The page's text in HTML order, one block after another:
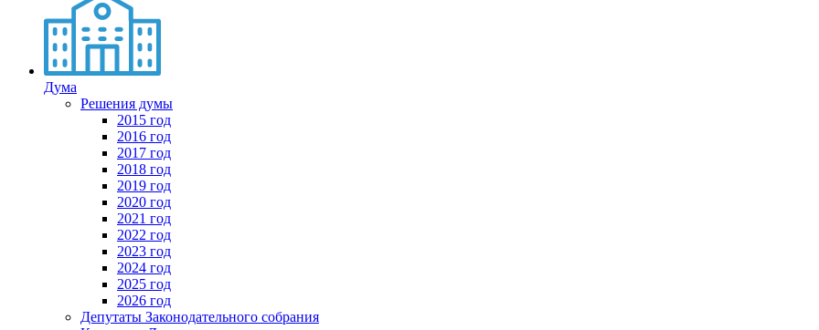
Дума
Решения думы
2015 год
2016 год
2017 год
2018 год
2019 год
2020 год
2021 год
2022 год
2023 год
2024 год
2025 год
2026 год
Депутаты Законодательного собрания